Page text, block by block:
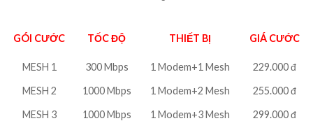
GÓI CƯỚC TỐC ĐỘ THIẾT BỊ GIÁ CƯỚC
MESH 1 300 Mbps 1 Modem+1 Mesh
229.000 đ
MESH 2
1000 Mbps 1 Modem+2 Mesh
255.000 đ
MESH 3
1000 Mbps 1 Modem+3 Mesh
299.000 đ